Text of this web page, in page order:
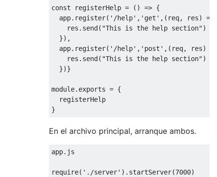
const registerHelp = () => {
  app.register(
'/help' , 'get' , ( req, res) =>
    res.send(
"This is the help section")
  }),
  app.register(
'/help' , 'post' , ( req, res)
    res.send(
"This is the help section")
  })}
module.exports = {
  registerHelp
En el archivo principal, arranque ambos.
app.js
require( './server' ).startServer(7000